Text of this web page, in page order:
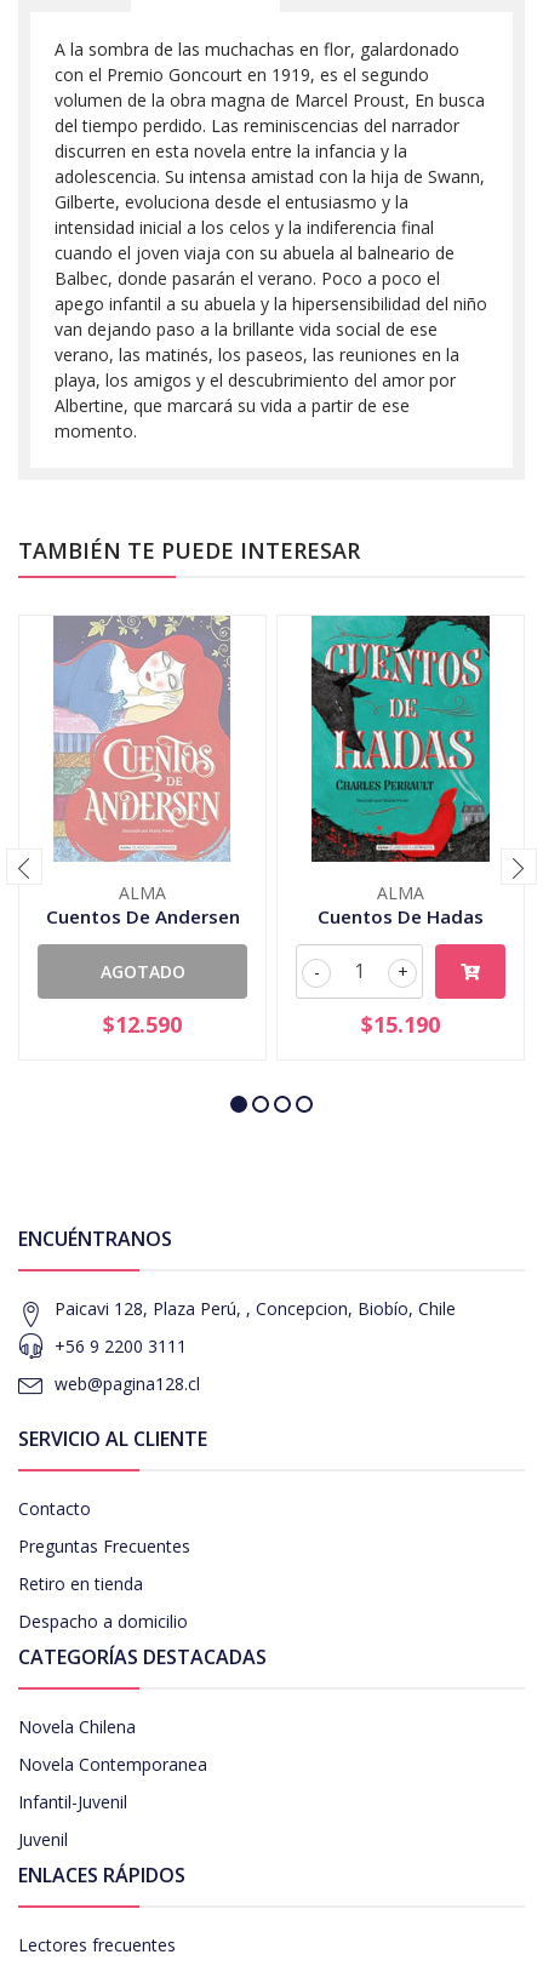
A la sombra de las muchachas en flor, galardonado
con el Premio Goncourt en 1919, es el segundo
volumen de la obra magna de Marcel Proust, En busca
del tiempo perdido. Las reminiscencias del narrador
discurren en esta novela entre la infancia y la
adolescencia. Su intensa amistad con la hija de Swann,
Gilberte, evoluciona desde el entusiasmo y la
intensidad inicial a los celos y la indiferencia final
cuando el joven viaja con su abuela al balneario de
Balbec, donde pasarán el verano. Poco a poco el
apego infantil a su abuela y la hipersensibilidad del niño
van dejando paso a la brillante vida social de ese
verano, las matinés, los paseos, las reuniones en la
playa, los amigos y el descubrimiento del amor por
Albertine, que marcará su vida a partir de ese
momento.
TAMBIÉN TE PUEDE INTERESAR
ALMA
Cuentos De Andersen
AGOTADO
$12.590
ALMA
Cuentos De Hadas
+
-
$15.190
ENCUÉNTRANOS
Paicavi 128, Plaza Perú, , Concepcion, Biobío, Chile
+56 9 2200 3111
web@pagina128.cl
SERVICIO AL CLIENTE
Contacto
Preguntas Frecuentes
Retiro en tienda
Despacho a domicilio
CATEGORÍAS DESTACADAS
Novela Chilena
Novela Contemporanea
Infantil-Juvenil
Juvenil
ENLACES RÁPIDOS
Lectores frecuentes